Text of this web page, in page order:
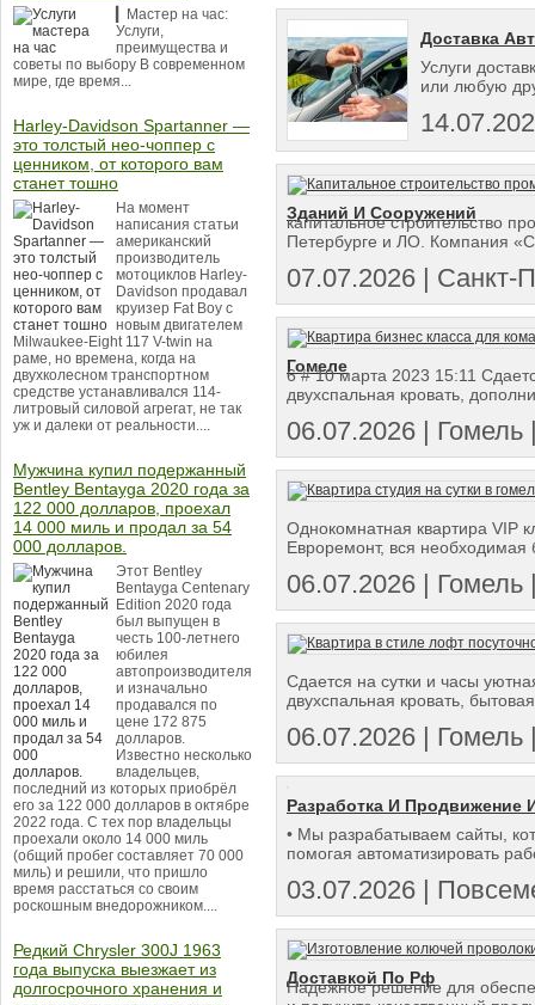
Доставка
Услуги
или любую
Зданий И Сооружений
капитальное строительство
Петербурге и ЛО. Компания
07.07.2026 | Санкт-
Гомеле
6 # 10 марта 2023 15:11
двухспальная кровать,
06.07.2026 | Гомель
Однокомнатная квартира VIP
Евроремонт, вся необходимая
06.07.2026 | Гомель
Сдается на сутки и часы
двухспальная кровать,
06.07.2026 | Гомель
Разработка И Продвижение
• Мы разрабатываем сайты,
помогая автоматизировать
03.07.2026 |
Доставкой По Рф
Надежное решение для
▎Мастер на час:
Услуги,
преимущества и
советы по выбору В современном
мире, где время...
Harley-Davidson Spartanner —
это толстый нео-чоппер с
ценником, от которого вам
станет тошно
На момент
написания статьи
американский
производитель
мотоциклов Harley-
Davidson продавал
круизер Fat Boy с
новым двигателем
Milwaukee-Eight 117 V-twin на
раме, но времена, когда на
двухколесном транспортном
средстве устанавливался 114-
литровый силовой агрегат, не так
уж и далеки от реальности....
Мужчина купил подержанный
Bentley Bentayga 2020 года за
122 000 долларов, проехал
14 000 миль и продал за 54
000 долларов.
Этот Bentley
Bentayga Centenary
Edition 2020 года
был выпущен в
честь 100-летнего
юбилея
автопроизводителя
и изначально
продавался по
цене 172 875
долларов.
Известно несколько
владельцев,
последний из которых приобрёл
его за 122 000 долларов в октябре
2022 года. С тех пор владельцы
проехали около 14 000 миль
(общий пробег составляет 70 000
миль) и решили, что пришло
время расстаться со своим
роскошным внедорожником....
Редкий Chrysler 300J 1963
года выпуска выезжает из
долгосрочного хранения и